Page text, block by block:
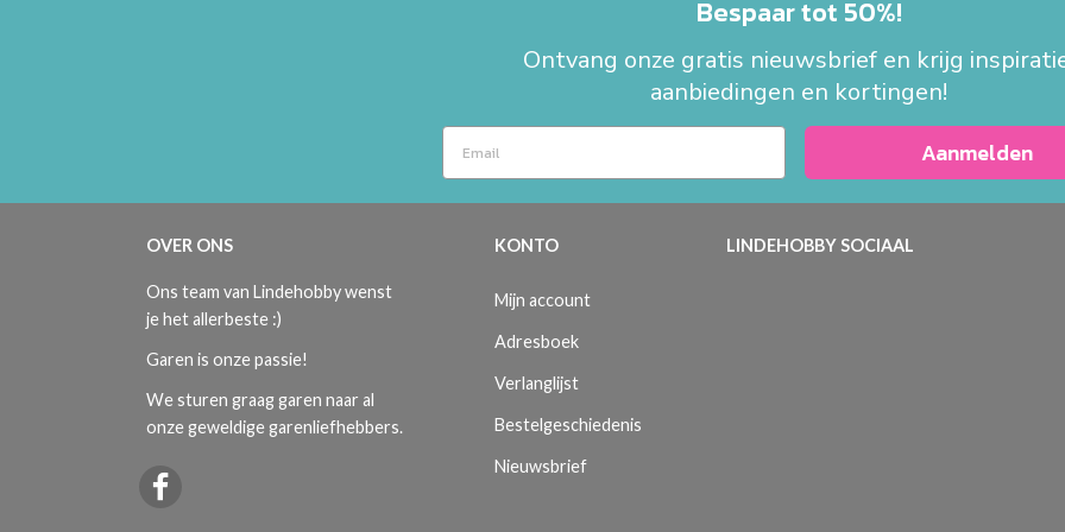
Bespaar tot 50%!
Ontvang onze gratis nieuwsbrief en krijg
aanbiedingen en kortingen!
Aanmelden
OVER ONS
Ons team van Lindehobby wenst
je het allerbeste :)
Garen is onze passie!
We sturen graag garen naar al
onze geweldige garenliefhebbers.
KONTO
Mijn account
Adresboek
Verlanglijst
Bestelgeschiedenis
Nieuwsbrief
LINDEHOBBY SOCIAAL